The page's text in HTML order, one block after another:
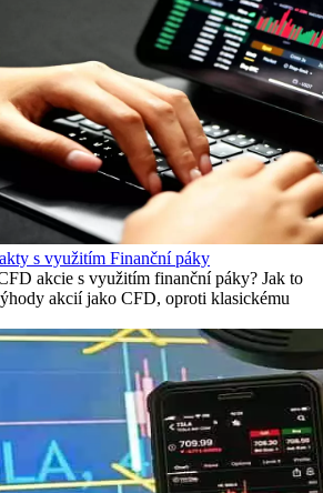
s využitím Finanční páky
akcie s využitím finanční páky? Jak to
akcií jako CFD, oproti klasickému